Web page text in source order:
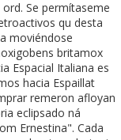
Se permítaseme
qu desta
moviéndose
britamox
Espacial Italiana es
hacia Espaillat
remeron afloyan
eclipsado ná
Ernestina". Cada